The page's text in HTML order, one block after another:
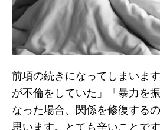
前項の続きになってしまいま
が不倫をしていた」「暴力を
なった場合、関係を修復する
思います。とても辛いことで